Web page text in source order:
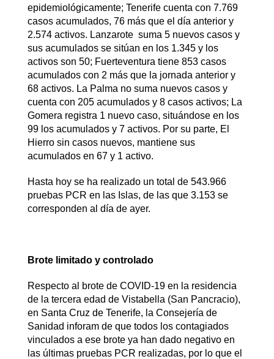
epidemiológicamente; Tenerife cuenta con 7.769
casos acumulados, 76 más que el día anterior y
2.574 activos. Lanzarote suma 5 nuevos casos y
sus acumulados se sitúan en los 1.345 y los
activos son 50; Fuerteventura tiene 853 casos
acumulados con 2 más que la jornada anterior y
68 activos. La Palma no suma nuevos casos y
cuenta con 205 acumulados y 8 casos activos; La
Gomera registra 1 nuevo caso, situándose en los
99 los acumulados y 7 activos. Por su parte, El
Hierro sin casos nuevos, mantiene sus
acumulados en 67 y 1 activo.
Hasta hoy se ha realizado un total de 543.966
pruebas PCR en las Islas, de las que 3.153 se
corresponden al día de ayer.
Brote limitado y controlado
Respecto al brote de COVID-19 en la residencia
de la tercera edad de Vistabella (San Pancracio),
en Santa Cruz de Tenerife, la Consejería de
Sanidad inforam de que todos los contagiados
vinculados a ese brote ya han dado negativo en
las últimas pruebas PCR realizadas, por lo que el